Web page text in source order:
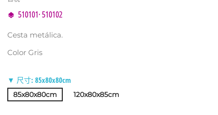
510101· 510102
Cesta metálica.
Color Gris
▼ 尺寸: 85x80x80cm
85x80x80cm 120x80x85cm